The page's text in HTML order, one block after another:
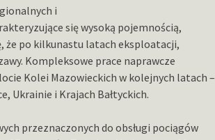
i
się wysoką pojemnością,
że po kilkunastu latach eksploatacji,
Kompleksowe prace naprawcze
Kolei Mazowieckich w kolejnych latach –
Ukrainie i Krajach Bałtyckich.
przeznaczonych do obsługi pociągów